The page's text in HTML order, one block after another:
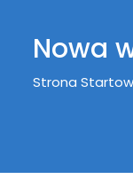
Nowa
Strona